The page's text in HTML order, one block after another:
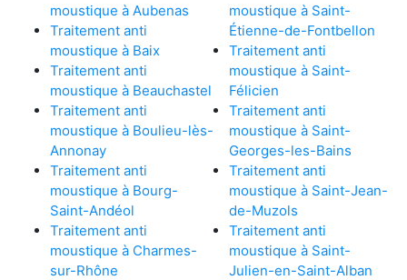
moustique à Aubenas
Traitement anti
moustique à Baix
Traitement anti
moustique à Beauchastel
Traitement anti
moustique à Boulieu-lès-
Annonay
Traitement anti
moustique à Bourg-
Saint-Andéol
Traitement anti
moustique à Charmes-
sur-Rhône
moustique à Saint-
Étienne-de-Fontbellon
Traitement anti
moustique à Saint-
Félicien
Traitement anti
moustique à Saint-
Georges-les-Bains
Traitement anti
moustique à Saint-Jean-
de-Muzols
Traitement anti
moustique à Saint-
Julien-en-Saint-Alban